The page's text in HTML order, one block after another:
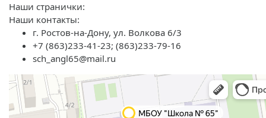
Наши странички:
Наши контакты:
г. Ростов-на-Дону, ул. Волкова 6/3
+7 (863)233-41-23; (863)233-79-16
sch_angl65@mail.ru